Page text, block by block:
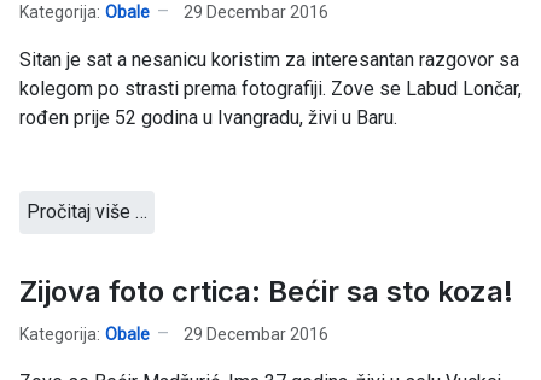
Kategorija: Obale 29 Decembar 2016
Sitan je sat a nesanicu koristim za interesantan razgovor sa
kolegom po strasti prema fotografiji. Zove se Labud Lončar,
rođen prije 52 godina u Ivangradu, živi u Baru.
Pročitaj više …
Zijova foto crtica: Bećir sa sto koza!
Kategorija: Obale 29 Decembar 2016